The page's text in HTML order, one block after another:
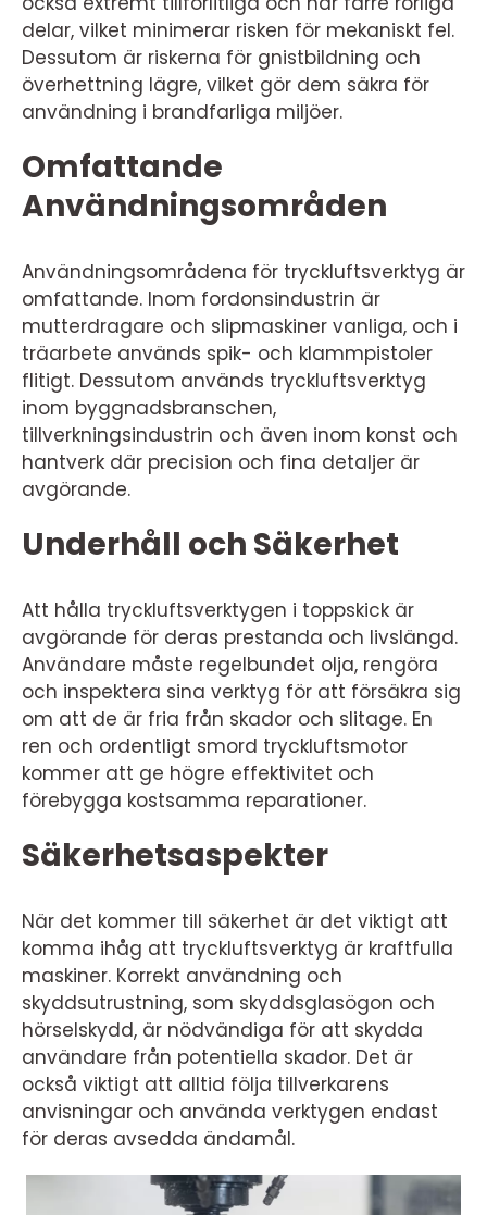
delar, vilket minimerar risken för mekaniskt fel.
Dessutom är riskerna för gnistbildning och
överhettning lägre, vilket gör dem säkra för
användning i brandfarliga miljöer.
Omfattande
Användningsområden
Användningsområdena för tryckluftsverktyg är
omfattande. Inom fordonsindustrin är
mutterdragare och slipmaskiner vanliga, och i
träarbete används spik- och klammpistoler
flitigt. Dessutom används tryckluftsverktyg
inom byggnadsbranschen,
tillverkningsindustrin och även inom konst och
hantverk där precision och fina detaljer är
avgörande.
Underhåll och Säkerhet
Att hålla tryckluftsverktygen i toppskick är
avgörande för deras prestanda och livslängd.
Användare måste regelbundet olja, rengöra
och inspektera sina verktyg för att försäkra sig
om att de är fria från skador och slitage. En
ren och ordentligt smord tryckluftsmotor
kommer att ge högre effektivitet och
förebygga kostsamma reparationer.
Säkerhetsaspekter
När det kommer till säkerhet är det viktigt att
komma ihåg att tryckluftsverktyg är kraftfulla
maskiner. Korrekt användning och
skyddsutrustning, som skyddsglasögon och
hörselskydd, är nödvändiga för att skydda
användare från potentiella skador. Det är
också viktigt att alltid följa tillverkarens
anvisningar och använda verktygen endast
för deras avsedda ändamål.